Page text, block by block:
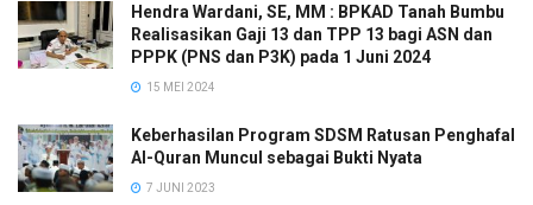
Hendra Wardani, SE, MM : BPKAD Tanah Bumbu
Realisasikan Gaji 13 dan TPP 13 bagi ASN dan
PPPK (PNS dan P3K) pada 1 Juni 2024
15 MEI 2024
Keberhasilan Program SDSM Ratusan Penghafal
Al-Quran Muncul sebagai Bukti Nyata
7 JUNI 2023